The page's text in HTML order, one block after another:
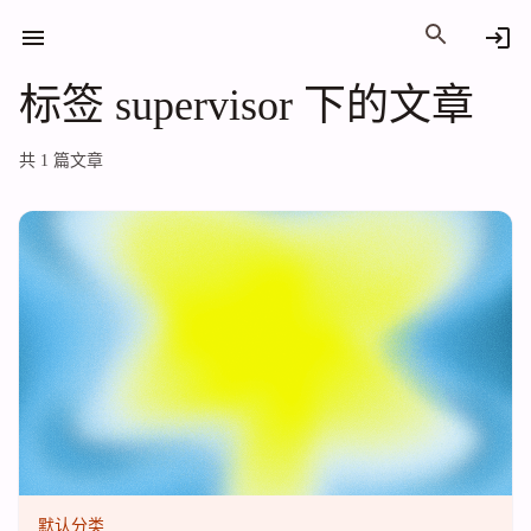
标签 supervisor 下的文章
共 1 篇文章
默认分类